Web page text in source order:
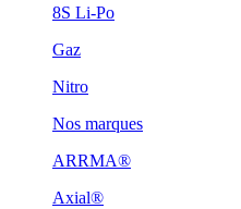
8S Li-Po
Gaz
Nitro
Nos marques
ARRMA®
Axial®